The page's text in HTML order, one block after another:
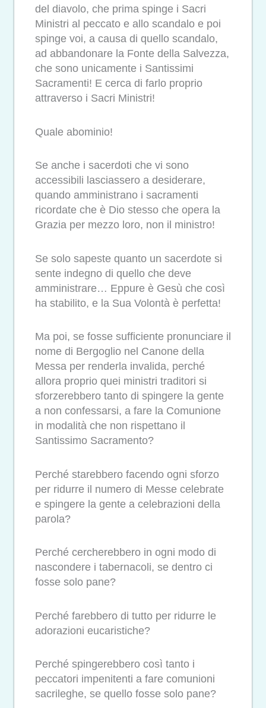
del diavolo, che prima spinge i Sacri
Ministri al peccato e allo scandalo e poi
spinge voi, a causa di quello scandalo,
ad abbandonare la Fonte della Salvezza,
che sono unicamente i Santissimi
Sacramenti! E cerca di farlo proprio
attraverso i Sacri Ministri!
Quale abominio!
Se anche i sacerdoti che vi sono
accessibili lasciassero a desiderare,
quando amministrano i sacramenti
ricordate che è Dio stesso che opera la
Grazia per mezzo loro, non il ministro!
Se solo sapeste quanto un sacerdote si
sente indegno di quello che deve
amministrare… Eppure è Gesù che così
ha stabilito, e la Sua Volontà è perfetta!
Ma poi, se fosse sufficiente pronunciare il
nome di Bergoglio nel Canone della
Messa per renderla invalida, perché
allora proprio quei ministri traditori si
sforzerebbero tanto di spingere la gente
a non confessarsi, a fare la Comunione
in modalità che non rispettano il
Santissimo Sacramento?
Perché starebbero facendo ogni sforzo
per ridurre il numero di Messe celebrate
e spingere la gente a celebrazioni della
parola?
Perché cercherebbero in ogni modo di
nascondere i tabernacoli, se dentro ci
fosse solo pane?
Perché farebbero di tutto per ridurre le
adorazioni eucaristiche?
Perché spingerebbero così tanto i
peccatori impenitenti a fare comunioni
sacrileghe, se quello fosse solo pane?